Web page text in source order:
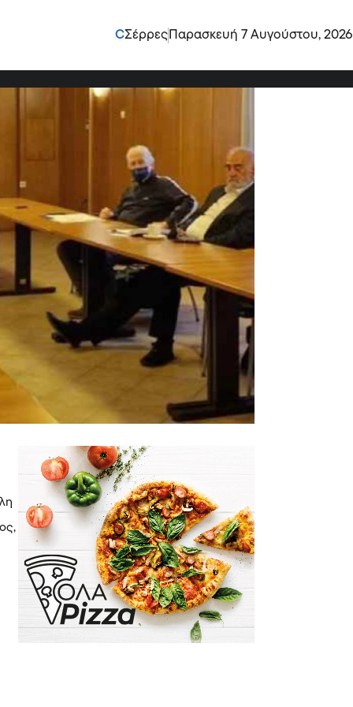
CΣέρρες Παρασκευή 7 Αυγούστου, 2026